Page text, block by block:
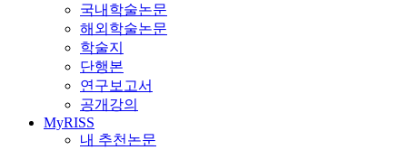
국내학술논문
해외학술논문
학술지
단행본
연구보고서
공개강의
MyRISS
내 추천논문